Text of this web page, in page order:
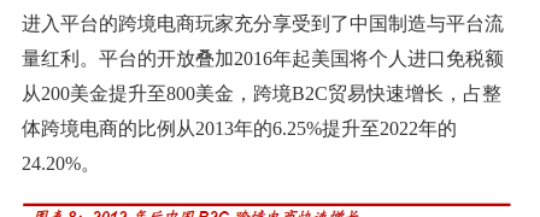
进入平台的跨境电商玩家充分享受到了中国制造与平台流
量红利。平台的开放叠加2016年起美国将个人进口免税额
从200美金提升至800美金，跨境B2C贸易快速增长，占整
体跨境电商的比例从2013年的6.25%提升至2022年的
24.20%。